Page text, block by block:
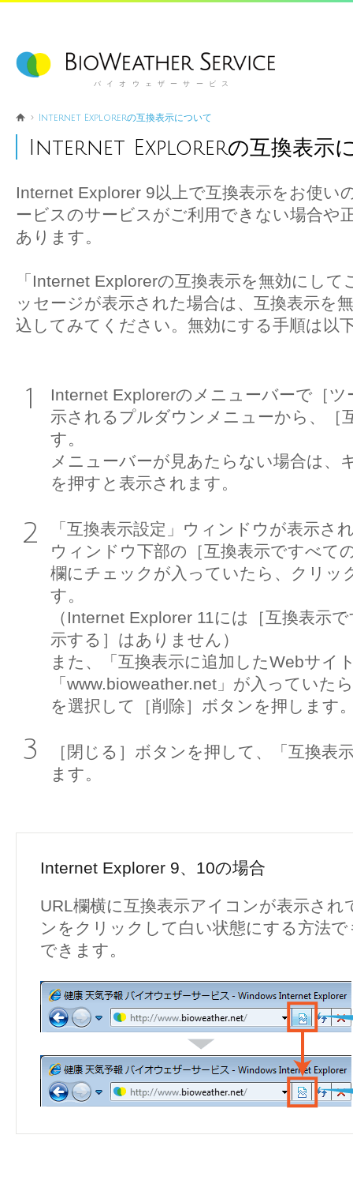
バイオウェザーサービス
Internet Explorerの互換表示について
Internet Explorerの互換表示
Internet Explorer 9以上で互換表示をお使い
ービスのサービスがご利用できない場合や
あります。
「Internet Explorerの互換表示を無効にし
ッセージが表示された場合は、互換表示を
込してみてください。無効にする手順は以
Internet Explorerのメニューバーで［
示されるプルダウンメニューから、［
す。
メニューバーが見あたらない場合は、
を押すと表示されます。
「互換表示設定」ウィンドウが表示さ
ウィンドウ下部の［互換表示ですべて
欄にチェックが入っていたら、クリッ
す。
（Internet Explorer 11には［互換表示
示する］はありません）
また、「互換表示に追加したWebサイ
「www.bioweather.net」が入っていた
を選択して［削除］ボタンを押します
［閉じる］ボタンを押して、「互換表
ます。
Internet Explorer 9、10の場合
URL欄横に互換表示アイコンが表示さ
ンをクリックして白い状態にする方法
できます。